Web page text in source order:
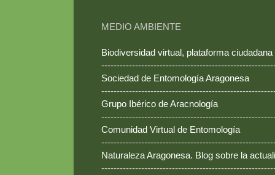
MEDIO AMBIENTE
Biodiversidad virtual, plataforma ciudadana
Sociedad de Entomología Aragonesa
Grupo Ibérico de Aracnología
Comunidad Virtual de Entomología
Naturaleza Aragonesa. Blog sobre la